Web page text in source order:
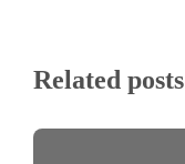
Related posts